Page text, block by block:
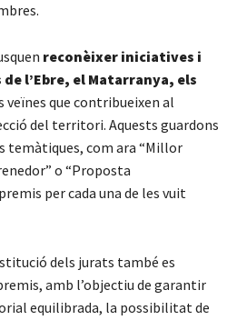
reconèixer iniciatives i
l’Ebre, el Matarranya, els
veïnes que contribueixen al
del territori. Aquests guardons
temàtiques, com ara “Millor
o “Proposta
per cada una de les vuit
dels jurats també es
amb l’objectiu de garantir
equilibrada, la possibilitat de